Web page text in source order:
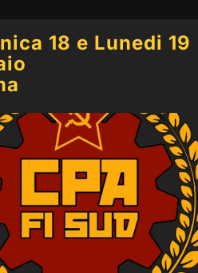
18 e Lunedi 19